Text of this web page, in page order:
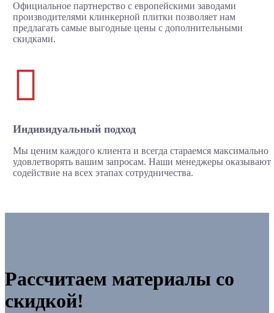
Официальное партнерство с европейскими заводами
производителями клинкерной плитки позволяет нам
предлагать самые выгодные цены с дополнительными
скидками.

Индивидуальный подход
Мы ценим каждого клиента и всегда стараемся максимально
удовлетворять вашим запросам. Наши менеджеры оказывают
содействие на всех этапах сотрудничества.
Рассчитаем материалы со
скидкой!